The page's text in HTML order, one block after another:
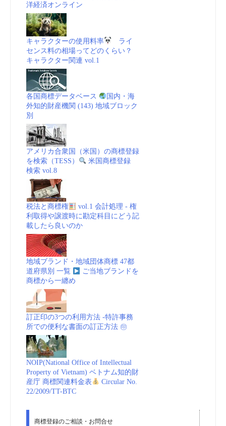
洋経済オンライン
キャラクターの使用料率
ライ
センス料の相場ってどのくらい？
キャラクター関連 vol.1
各国商標データベース
国内・海
外知的財産機関 (143) 地域ブロック
別
アメリカ合衆国（米国）の商標登録
を検索（TESS）
米国商標登録
検索 vol.8
税法と商標権
vol.1 会計処理 - 権
利取得や譲渡時に勘定科目にどう記
載したら良いのか
地域ブランド・地域団体商標 47都
道府県別 一覧
ご当地ブランドを
商標から一纏め
訂正印の3つの利用方法 -特許事務
所での便利な書面の訂正方法 ㊞
NOIP(National Office of Intellectual
Property of Vietnam) ベトナム知的財
産庁 商標関連料金表
Circular No.
22/2009/TT-BTC
商標登録のご相談・お問合せ